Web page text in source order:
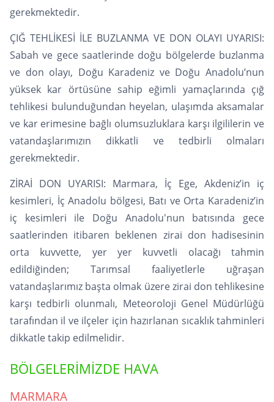
gerekmektedir.
ÇIĞ TEHLİKESİ İLE BUZLANMA VE DON OLAYI UYARISI:
Sabah ve gece saatlerinde doğu bölgelerde buzlanma
ve don olayı, Doğu Karadeniz ve Doğu Anadolu’nun
yüksek kar örtüsüne sahip eğimli yamaçlarında çığ
tehlikesi bulunduğundan heyelan, ulaşımda aksamalar
ve kar erimesine bağlı olumsuzluklara karşı ilgililerin ve
vatandaşlarımızın dikkatli ve tedbirli olmaları
gerekmektedir.
ZİRAİ DON UYARISI: Marmara, İç Ege, Akdeniz’in iç
kesimleri, İç Anadolu bölgesi, Batı ve Orta Karadeniz’in
iç kesimleri ile Doğu Anadolu'nun batısında gece
saatlerinden itibaren beklenen zirai don hadisesinin
orta kuvvette, yer yer kuvvetli olacağı tahmin
edildiğinden; Tarımsal faaliyetlerle uğraşan
vatandaşlarımız başta olmak üzere zirai don tehlikesine
karşı tedbirli olunmalı, Meteoroloji Genel Müdürlüğü
tarafından il ve ilçeler için hazırlanan sıcaklık tahminleri
dikkatle takip edilmelidir.
BÖLGELERİMİZDE HAVA
MARMARA